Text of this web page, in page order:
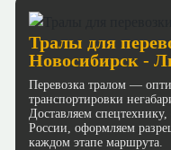
Тралы для
Новосибирск -
Перевозка тралом —
транспортировки
Доставляем
России, оформляем
каждом этапе маршрута.